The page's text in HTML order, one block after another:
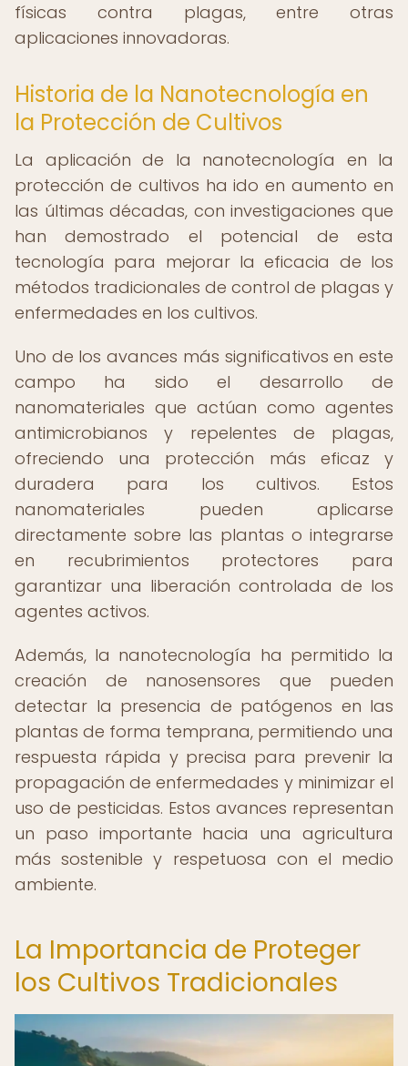
físicas contra plagas, entre otras
aplicaciones innovadoras.
Historia de la Nanotecnología en
la Protección de Cultivos
La aplicación de la nanotecnología en la
protección de cultivos ha ido en aumento en
las últimas décadas, con investigaciones que
han demostrado el potencial de esta
tecnología para mejorar la eficacia de los
métodos tradicionales de control de plagas y
enfermedades en los cultivos.
Uno de los avances más significativos en este
campo ha sido el desarrollo de
nanomateriales que actúan como agentes
antimicrobianos y repelentes de plagas,
ofreciendo una protección más eficaz y
duradera para los cultivos. Estos
nanomateriales pueden aplicarse
directamente sobre las plantas o integrarse
en recubrimientos protectores para
garantizar una liberación controlada de los
agentes activos.
Además, la nanotecnología ha permitido la
creación de nanosensores que pueden
detectar la presencia de patógenos en las
plantas de forma temprana, permitiendo una
respuesta rápida y precisa para prevenir la
propagación de enfermedades y minimizar el
uso de pesticidas. Estos avances representan
un paso importante hacia una agricultura
más sostenible y respetuosa con el medio
ambiente.
La Importancia de Proteger
los Cultivos Tradicionales